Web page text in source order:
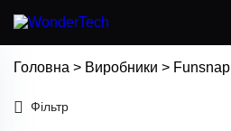
Головна > Виробники > Funsnap
Фільтр